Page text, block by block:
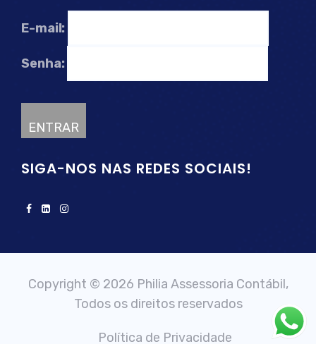
E-mail:
Senha:
SIGA-NOS NAS REDES SOCIAIS!
Copyright © 2026 Philia Assessoria Contábil,
Todos os direitos reservados
Política de Privacidade